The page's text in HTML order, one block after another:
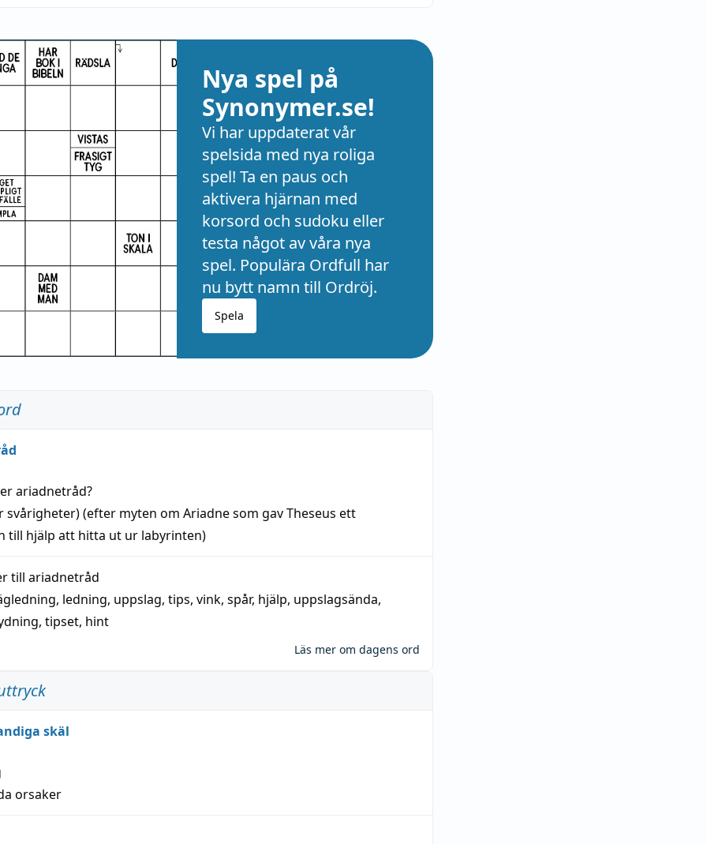
Nya spel på
Synonymer.se!
Vi har uppdaterat vår
spelsida med nya roliga
spel! Ta en paus och
aktivera hjärnan med
korsord och sudoku eller
testa något av våra nya
spel. Populära Ordfull har
nu bytt namn till Ordröj.
Spela
ariadnetråd?
svårigheter) (efter myten om Ariadne som gav Theseus ett
till hjälp att hitta ut ur labyrinten)
till ariadnetråd
, ledning, uppslag, tips, vink, spår, hjälp, uppslagsända,
tipset, hint
Läs mer om dagens ord
skäl
orsaker